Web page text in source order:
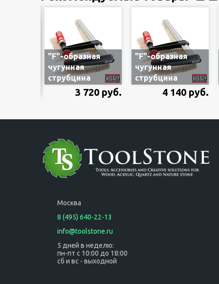
"F"-образная
чугунная
струбцина
деревянной
3 720 руб.
"F"-образная
чугунная
струбцина
деревянной
4 140 руб.
Москва
8 (495) 640-22-13
info@toolstone.ru
5 дней в неделю:
пн-пт с 10:00 до 18:00
сб и вс - выходной